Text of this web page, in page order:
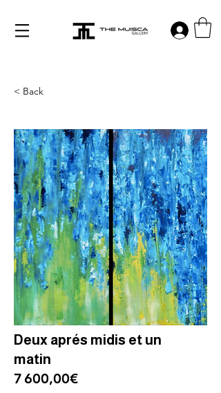
Log in
< Back
Deux aprés midis et un
matin
7 600,00€